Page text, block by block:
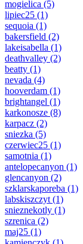
mogielica (5)
lipiec25 (1)
sequoia (1)
bakersfield (2)
lakeisabella (1)
deathvalley (2)
beatty (1)
nevada (4)
hooverdam (1)
brightangel (1)
karkonosze (8)
karpacz (2)
sniezka (5)
czerwiec25 (1)
samotnia (1)
antelopecanyon (1)
glencanyon (2)
szklarskaporeba (1)
labskiszczyt (1)
snieznekotly (1)
szrenica (2)
maj25 (1)